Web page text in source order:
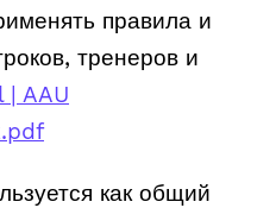
правила и
тренеров и
| AAU
как общий